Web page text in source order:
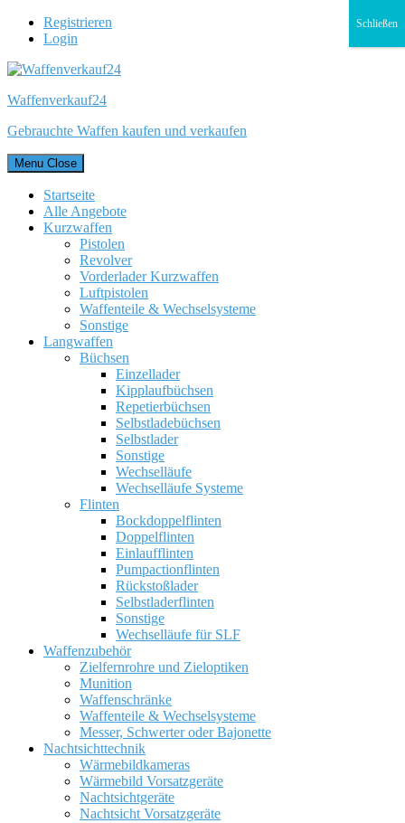
Registrieren
Login
Waffenverkauf24
Gebrauchte Waffen kaufen und verkaufen
Menu Close
Startseite
Alle Angebote
Kurzwaffen
Pistolen
Revolver
Vorderlader Kurzwaffen
Luftpistolen
Waffenteile & Wechselsysteme
Sonstige
Langwaffen
Büchsen
Einzellader
Kipplaufbüchsen
Repetierbüchsen
Selbstladebüchsen
Selbstlader
Sonstige
Wechselläufe
Wechselläufe Systeme
Flinten
Bockdoppelflinten
Doppelflinten
Einlaufflinten
Pumpactionflinten
Rückstoßlader
Selbstladerflinten
Sonstige
Wechselläufe für SLF
Waffenzubehör
Zielfernrohre und Zieloptiken
Munition
Waffenschränke
Waffenteile & Wechselsysteme
Messer, Schwerter oder Bajonette
Nachtsichttechnik
Wärmebildkameras
Wärmebild Vorsatzgeräte
Nachtsichtgeräte
Nachtsicht Vorsatzgeräte
Schließen